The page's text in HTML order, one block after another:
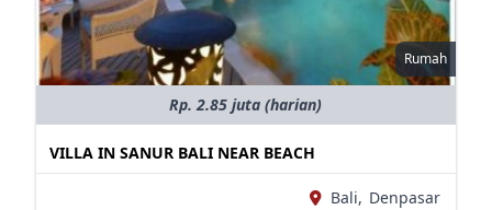
Rumah
Rp. 2.85 juta (harian)
VILLA IN SANUR BALI NEAR BEACH
Bali, Denpasar